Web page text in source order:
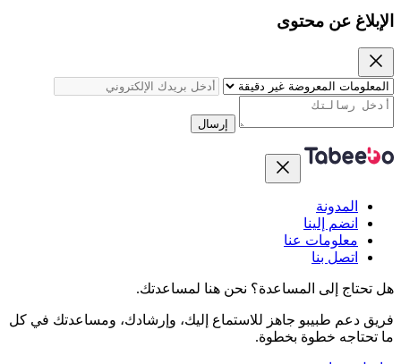
الإبلاغ عن محتوى
إرسال
المدونة
انضم إلينا
معلومات عنا
اتصل بنا
هل تحتاج إلى المساعدة؟ نحن هنا لمساعدتك.
فريق دعم طبيبو جاهز للاستماع إليك، وإرشادك، ومساعدتك في كل
ما تحتاجه خطوة بخطوة.